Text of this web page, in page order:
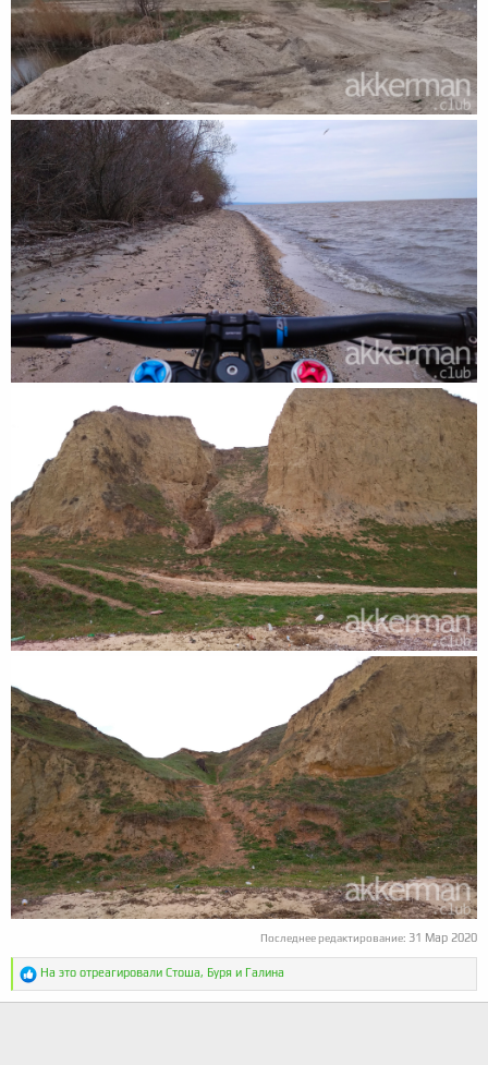
Последнее редактирование: 31 Мар 2020
Р
а
На это отреагировали Стоша, Буря и Галина